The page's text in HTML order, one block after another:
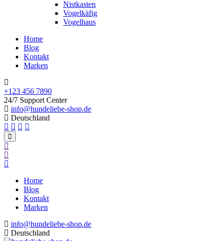
Nistkasten
Vogelkäfig
Vogelhaus
Home
Blog
Kontakt
Marken
+123 456 7890
24/7 Support Center
info@hundeliebe-shop.de
Deutschland
Home
Blog
Kontakt
Marken
info@hundeliebe-shop.de
Deutschland